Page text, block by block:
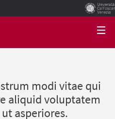
modi vitae qui
aliquid voluptatem
asperiores.